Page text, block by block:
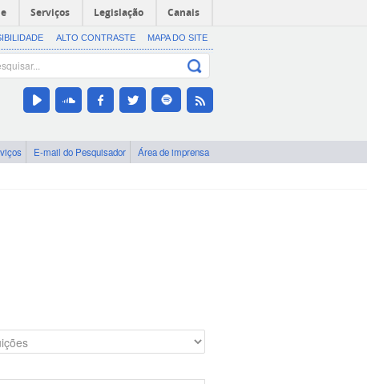
Serviços Legislação Canais
ALTO CONTRASTE MAPA DO SITE
E-mail do Pesquisador Área de imprensa